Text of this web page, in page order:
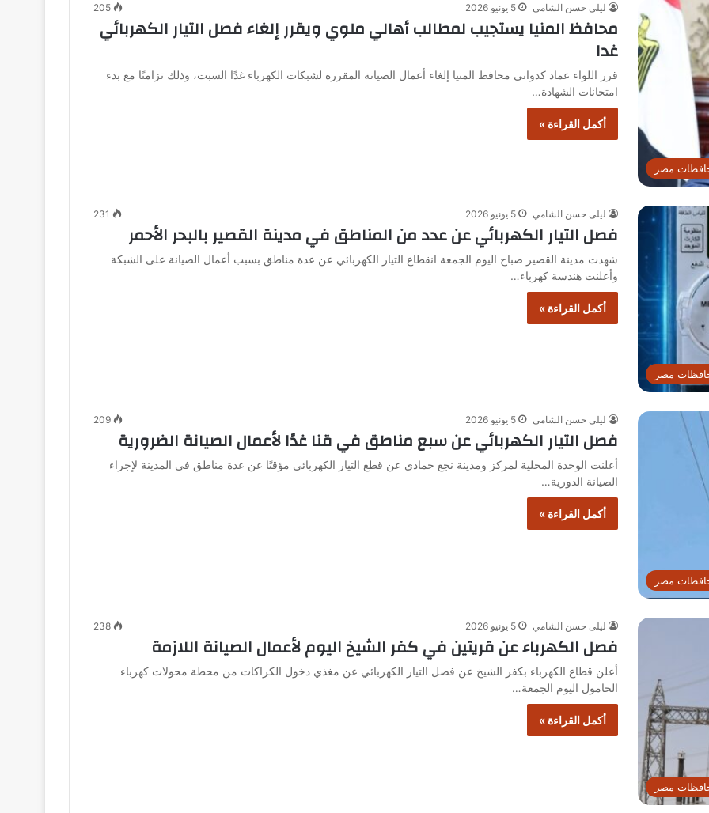
مصر
ليلى حسن الشامي 5 يونيو 2026 205
محافظ المنيا يستجيب لمطالب أهالي ملوي ويقرر إلغاء فصل التيار الكهربائي
غدا
قرر اللواء عماد كدواني محافظ المنيا إلغاء أعمال الصيانة المقررة لشبكات الكهرباء غدًا السبت، وذلك تزامنًا مع بدء
امتحانات الشهادة…
أكمل القراءة »
مصر
ليلى حسن الشامي 5 يونيو 2026 231
فصل التيار الكهربائي عن عدد من المناطق في مدينة القصير بالبحر الأحمر
شهدت مدينة القصير صباح اليوم الجمعة انقطاع التيار الكهربائي عن عدة مناطق بسبب أعمال الصيانة على الشبكة
وأعلنت هندسة كهرباء…
أكمل القراءة »
مصر
ليلى حسن الشامي 5 يونيو 2026 209
فصل التيار الكهربائي عن سبع مناطق في قنا غدًا لأعمال الصيانة الضرورية
أعلنت الوحدة المحلية لمركز ومدينة نجع حمادي عن قطع التيار الكهربائي مؤقتًا عن عدة مناطق في المدينة لإجراء
الصيانة الدورية…
أكمل القراءة »
مصر
ليلى حسن الشامي 5 يونيو 2026 238
فصل الكهرباء عن قريتين في كفر الشيخ اليوم لأعمال الصيانة اللازمة
أعلن قطاع الكهرباء بكفر الشيخ عن فصل التيار الكهربائي عن مغذي دخول الكراكات من محطة محولات كهرباء
الحامول اليوم الجمعة…
أكمل القراءة »